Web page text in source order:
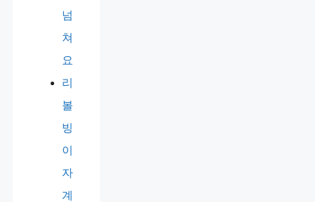
넘
쳐
요
리
볼
빙
이
자
계